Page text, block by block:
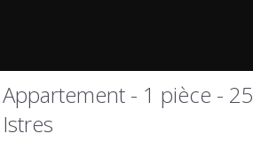
Appartement - 1 pièce - 25 m² -
Istres